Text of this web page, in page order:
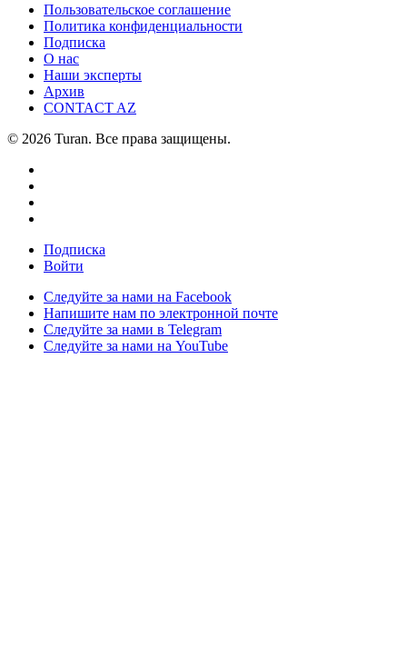
Пользовательское соглашение
Политика конфиденциальности
Подписка
О нас
Наши эксперты
Архив
CONTACT AZ
© 2026 Turan. Все права защищены.
Подписка
Войти
Следуйте за нами на Facebook
Напишите нам по электронной почте
Следуйте за нами в Telegram
Следуйте за нами на YouTube